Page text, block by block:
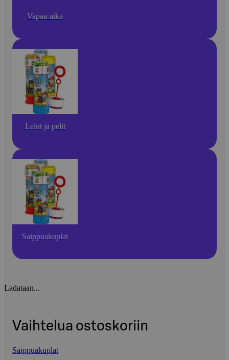
Vapaa-aika
Lelut ja pelit
Saippuakuplat
Ladataan...
Vaihtelua ostoskoriin
Saippuakuplat